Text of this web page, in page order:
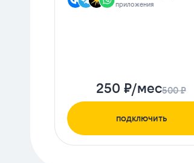
приложения
250 ₽/мес500 ₽
подключить